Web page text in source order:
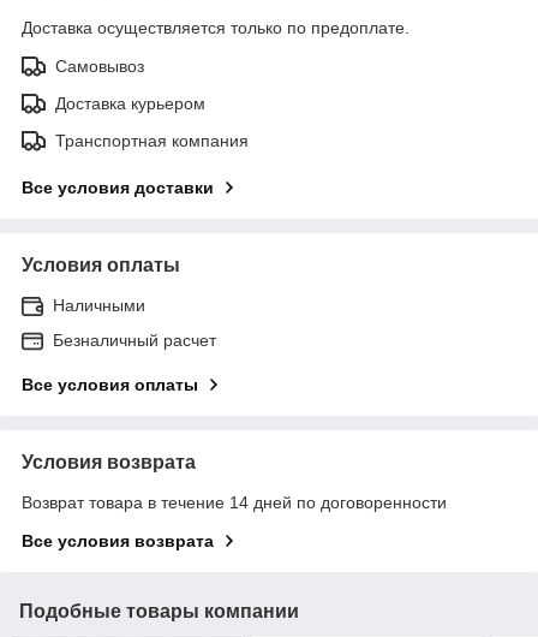
Доставка осуществляется только по предоплате.
Самовывоз
Доставка курьером
Транспортная компания
Все условия доставки
Условия оплаты
Наличными
Безналичный расчет
Все условия оплаты
Условия возврата
Возврат товара в течение 14 дней по договоренности
Все условия возврата
Подобные товары компании